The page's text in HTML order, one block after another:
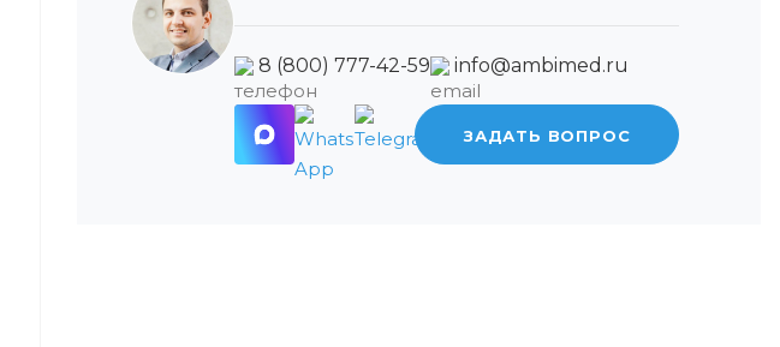
8 (800) 777-42-59 info@ambimed.ru
ЗАДАТЬ ВОПРОС